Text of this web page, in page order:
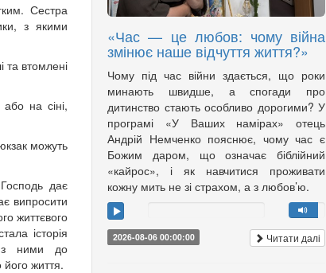
Сестра
з якими
та втомлені
на сіні,
можуть
дає
випросити
життєвого
історія
з ними до
життя.
«Час — це любов: чому війна
змінює наше відчуття життя?»
Чому під час війни здається, що роки
минають швидше, а спогади про
дитинство стають особливо дорогими? У
програмі «У Ваших намірах» отець
Андрій Немченко пояснює, чому час є
Божим даром, що означає біблійний
«кайрос», і як навчитися проживати
кожну мить не зі страхом, а з любов’ю.
2026-08-06 00:00:00 Читати далі